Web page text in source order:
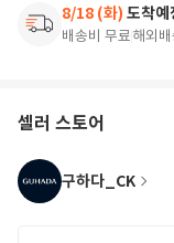
8/18 (화) 도착예
배송비 무료해외
셀러 스토어
구하다_CK